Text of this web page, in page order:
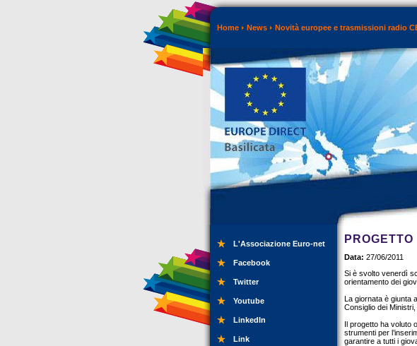
Home News Novità europee e trasmissioni radio
L'Associazione Euro-net
Facebook
Twitter
Youtube
LinkedIn
Link
Data: 27/06/2011
Si è svolto venerdì
orientamento dei
La giornata è giunta
Consiglio dei
Il progetto ha voluto
strumenti per
garantire a tutti i